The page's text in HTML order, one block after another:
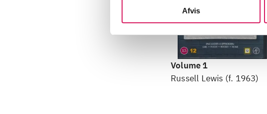
Afvis
Volume 1
Russell Lewis (f. 1963)